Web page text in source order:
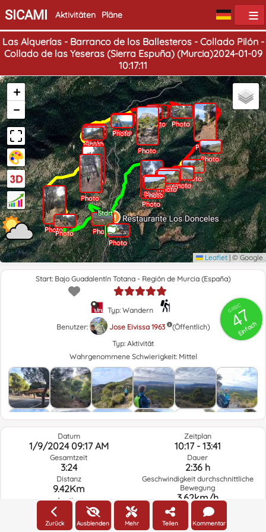
SICAMI Aktivitäten Pläne
Las Alquerías - Barranco de los Ballesteros - Collado Pilón -
Collado de las Yeseras (Sierra Espuña) (Murcia)2024-01-09
10:17:11
Start
Ende
Photo
Photo
Photo
Photo
Photo
Photo
PhotoPhoto
Photo
Photo
Photo
Photo
Photo
Photo
Photo
Photo
Photo
Photo
Photo
Photo
Photo
Photo
Photo
Photo
PhotoPhoto Photo
+
−
Leaflet | © Google
GRSIC
47
Einfach
Start: Bajo Guadalentín Totana - Región de Murcia (España)
Typ: Wandern
Benutzer:
Jose Eivissa 1963
(Öffentlich)
Typ: Aktivität
Wahrgenommene Schwierigkeit: Mittel
Datum
1/9/2024 09:17 AM
Gesamtzeit
3:24
Distanz
9.42Km
Anstieg
494.1m
Zeitplan
10:17 - 13:41
Dauer
2:36 h
Geschwindigkeit durchschnittliche
Bewegung
3.62km/h
Abstieg
956.5m
Zurück Ausblenden Mehr Teilen Kommentar